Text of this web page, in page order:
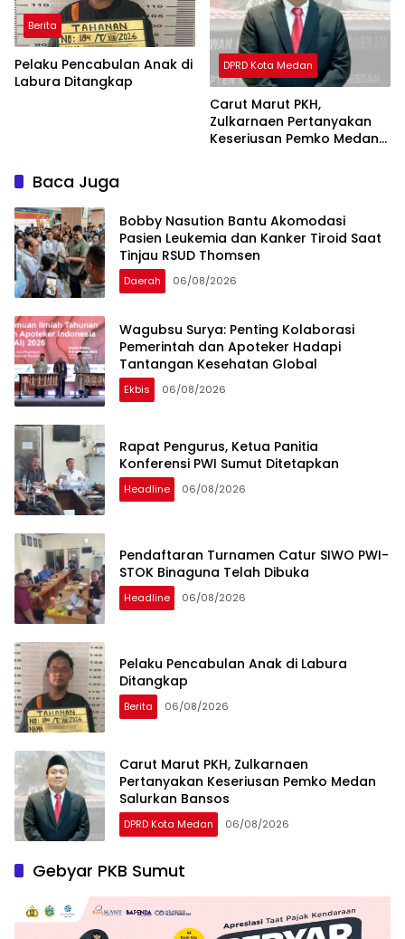
Berita
Pelaku Pencabulan Anak di
Labura Ditangkap
DPRD Kota Medan
Carut Marut PKH,
Zulkarnaen Pertanyakan
Keseriusan Pemko Medan
Baca Juga
Bobby Nasution Bantu Akomodasi
Pasien Leukemia dan Kanker Tiroid Saat
Tinjau RSUD Thomsen
Daerah 06/08/2026
Wagubsu Surya: Penting Kolaborasi
Pemerintah dan Apoteker Hadapi
Tantangan Kesehatan Global
Ekbis 06/08/2026
Rapat Pengurus, Ketua Panitia
Konferensi PWI Sumut Ditetapkan
Headline 06/08/2026
Pendaftaran Turnamen Catur SIWO PWI-
STOK Binaguna Telah Dibuka
Headline 06/08/2026
Pelaku Pencabulan Anak di Labura
Ditangkap
Berita 06/08/2026
Carut Marut PKH, Zulkarnaen
Pertanyakan Keseriusan Pemko Medan
Salurkan Bansos
DPRD Kota Medan 06/08/2026
Gebyar PKB Sumut